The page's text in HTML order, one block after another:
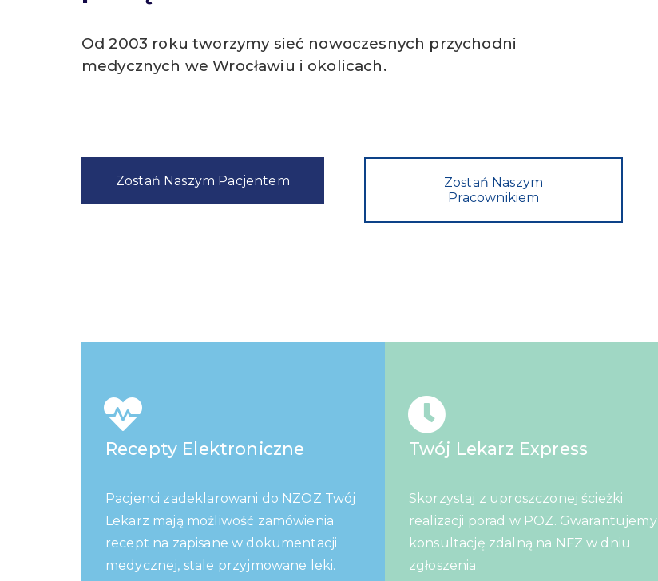
Od 2003 roku tworzymy sieć nowoczesnych przychodni
medycznych we Wrocławiu i okolicach.
Zostań Naszym Pacjentem
Zostań Naszym
Pracownikiem
Recepty Elektroniczne
Pacjenci zadeklarowani do NZOZ Twój
Lekarz mają możliwość zamówienia
recept na zapisane w dokumentacji
medycznej, stale przyjmowane leki.
Twój Lekarz Express
Skorzystaj z uproszczonej ścieżki
realizacji porad w POZ. Gwarantujemy
konsultację zdalną na NFZ w dniu
zgłoszenia.